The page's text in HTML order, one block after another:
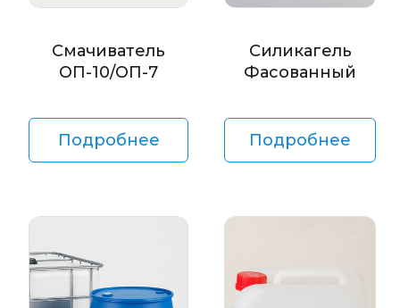
Смачиватель
ОП-10/ОП-7
Подробнее
Силикагель
Фасованный
Подробнее